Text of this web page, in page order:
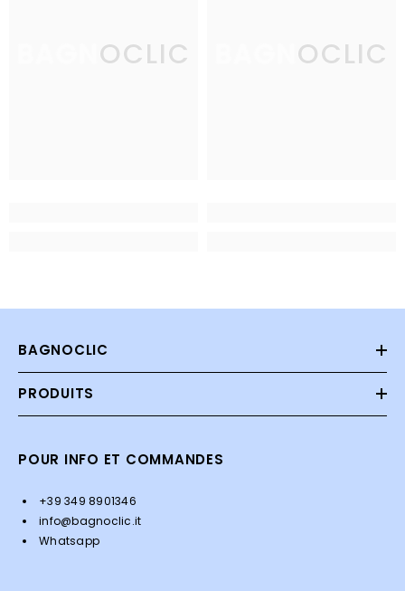
BAGNOCLIC BAGNOCLIC
BAGNOCLIC
PRODUITS
POUR INFO ET COMMANDES
+39 349 8901346
info@bagnoclic.it
Whatsapp